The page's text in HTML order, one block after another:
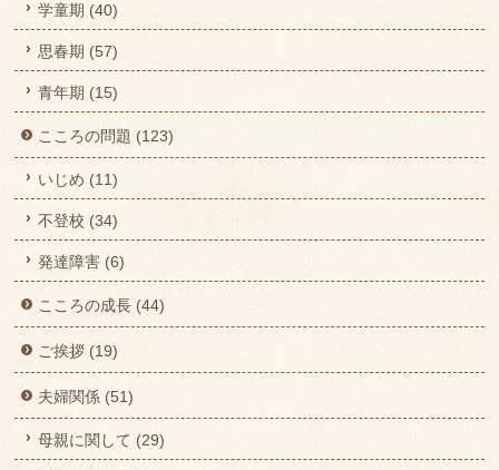
学童期 (40)
思春期 (57)
青年期 (15)
こころの問題 (123)
いじめ (11)
不登校 (34)
発達障害 (6)
こころの成長 (44)
ご挨拶 (19)
夫婦関係 (51)
母親に関して (29)